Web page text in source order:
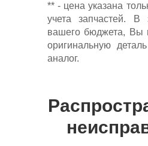
** - цена указана
учета запчастей. В
вашего бюджета, Вы
оригинальную
аналог.